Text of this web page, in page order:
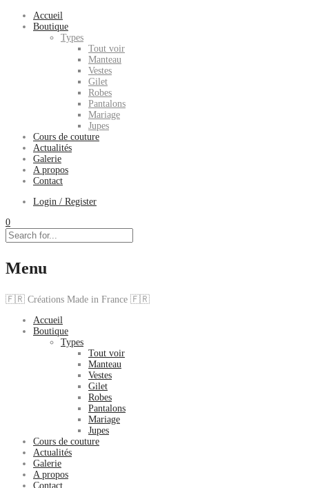
Accueil
Boutique
Types
Tout voir
Manteau
Vestes
Gilet
Robes
Pantalons
Mariage
Jupes
Cours de couture
Actualités
Galerie
A propos
Contact
Login / Register
0
Menu
🇫🇷 Créations Made in France 🇫🇷
Accueil
Boutique
Types
Tout voir
Manteau
Vestes
Gilet
Robes
Pantalons
Mariage
Jupes
Cours de couture
Actualités
Galerie
A propos
Contact